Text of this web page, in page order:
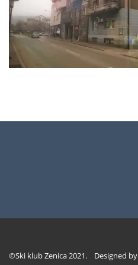
©Ski klub Zenica 2021. Designed by